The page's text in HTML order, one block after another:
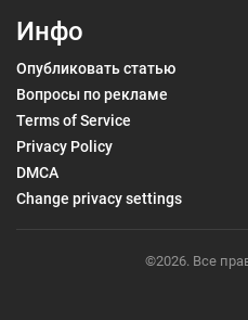
Инфо
Опубликовать статью
Вопросы по рекламе
Terms of Service
Privacy Policy
DMCA
Change privacy settings
©2026. Все